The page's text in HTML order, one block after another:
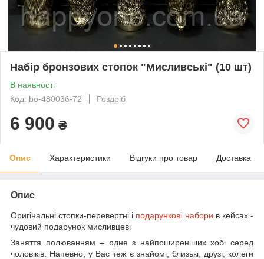
Набір бронзових стопок "Мисливські" (10 шт)
В наявності
Код: bo-480036-72
Роздріб
6 900 ₴
Опис Характеристики Відгуки про товар Доставка
Опис
Оригінальні стопки-перевертні і подарункові набори в кейсах -
чудовий подарунок мисливцеві
Заняття полюванням – одне з найпоширеніших хобі серед
чоловіків. Напевно, у Вас теж є знайомі, близькі, друзі, колеги